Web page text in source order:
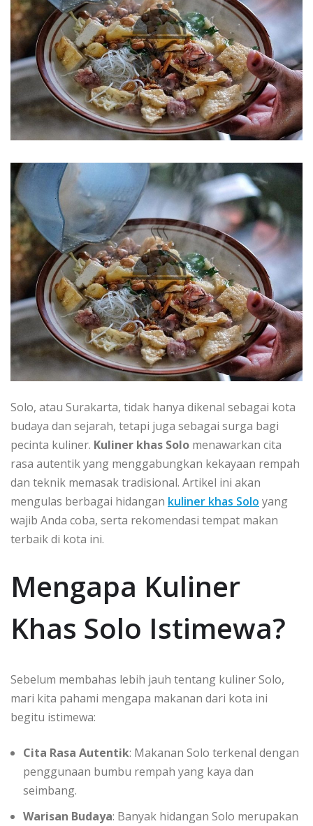
Solo, atau Surakarta, tidak hanya dikenal sebagai kota
budaya dan sejarah, tetapi juga sebagai surga bagi
pecinta kuliner. Kuliner khas Solo menawarkan cita
rasa autentik yang menggabungkan kekayaan rempah
dan teknik memasak tradisional. Artikel ini akan
mengulas berbagai hidangan kuliner khas Solo yang
wajib Anda coba, serta rekomendasi tempat makan
terbaik di kota ini.
Mengapa Kuliner
Khas Solo Istimewa?
Sebelum membahas lebih jauh tentang kuliner Solo,
mari kita pahami mengapa makanan dari kota ini
begitu istimewa:
Cita Rasa Autentik: Makanan Solo terkenal dengan
penggunaan bumbu rempah yang kaya dan
seimbang.
Warisan Budaya: Banyak hidangan Solo merupakan